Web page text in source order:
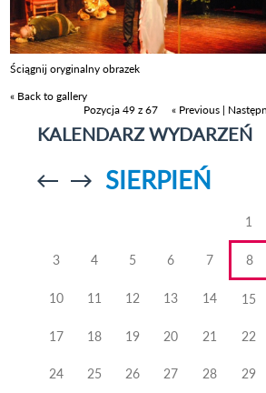
Ściągnij oryginalny obrazek
« Back to gallery
Pozycja 49 z 67
« Previous |
KALENDARZ WYDARZEŃ
Przejdź doPrzejdź do
SIERPIEŃ
1
3 4 5 6 7 8
10 11 12 13 14 15
17 18 19 20 21 22
24 25 26 27 28 29